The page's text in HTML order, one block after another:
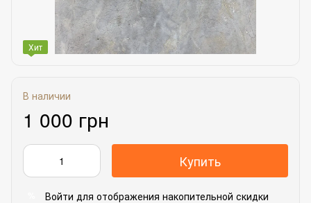
Хит
В наличии
1 000 грн
Купить
Войти для отображения накопительной скидки